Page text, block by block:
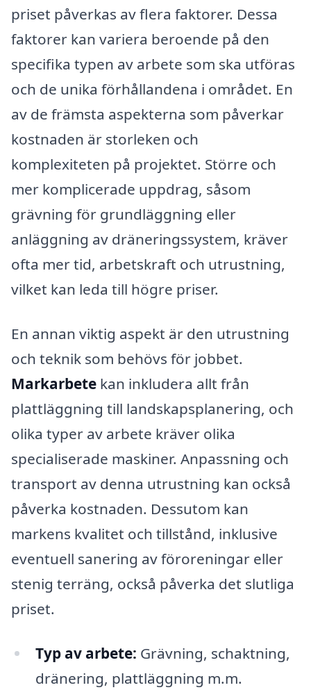
priset påverkas av flera faktorer. Dessa
faktorer kan variera beroende på den
specifika typen av arbete som ska utföras
och de unika förhållandena i området. En
av de främsta aspekterna som påverkar
kostnaden är storleken och
komplexiteten på projektet. Större och
mer komplicerade uppdrag, såsom
grävning för grundläggning eller
anläggning av dräneringssystem, kräver
ofta mer tid, arbetskraft och utrustning,
vilket kan leda till högre priser.
En annan viktig aspekt är den utrustning
och teknik som behövs för jobbet.
Markarbete kan inkludera allt från
plattläggning till landskapsplanering, och
olika typer av arbete kräver olika
specialiserade maskiner. Anpassning och
transport av denna utrustning kan också
påverka kostnaden. Dessutom kan
markens kvalitet och tillstånd, inklusive
eventuell sanering av föroreningar eller
stenig terräng, också påverka det slutliga
priset.
Typ av arbete: Grävning, schaktning,
dränering, plattläggning m.m.